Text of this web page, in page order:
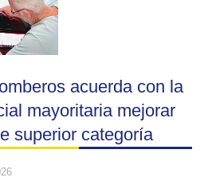
acuerda con la
mayoritaria mejorar
superior categoría